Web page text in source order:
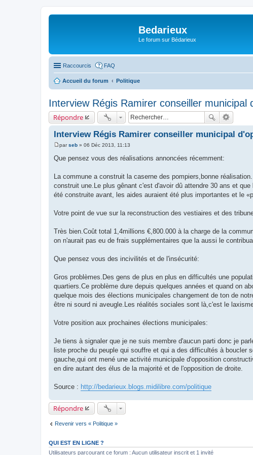
Bedarieux
Le forum sur Bédarieux
Raccourcis FAQ
Accueil du forum Politique
Interview Régis Ramirer conseiller municipal
Répondre
Interview Régis Ramirer conseiller municipal
M
s
g
e
parseb » 06 Déc 2013, 11:13
Que pensez vous des réalisations annoncées récemment:
La commune a construit la caserne des pompiers,bonne
construit une.Le plus gênant c'est d'avoir dû attendre 30 ans et
été construite avant, les aides auraient été plus importantes et le
Votre point de vue sur la reconstruction des vestiaires et des
Très bien.Coût total 1,4millions €,800.000 à la charge de la
on n'aurait pas eu de frais supplémentaires que la aussi le
Que pensez vous des incivilités et de l'insécurité:
Gros problèmes.Des gens de plus en plus en difficultés une
quartiers.Ce problème dure depuis quelques années et quand on
quelque mois des élections municipales changement de ton de
être ni sourd ni aveugle.Les réalités sociales sont là,c'est le
Votre position aux prochaines élections municipales:
Je tiens à signaler que je ne suis membre d'aucun parti donc je
liste proche du peuple qui souffre et qui a des difficultés à
gauche,qui ont mené une activité municipale d'opposition
en dire autant des élus de la majorité et de l'opposition de droite.
Source : http://bedarieux.blogs.midilibre.com/politique
Répondre
Revenir vers « Politique »
QUI EST EN LIGNE ?
Utilisateurs parcourant ce forum : Aucun utilisateur inscrit et 1 invité